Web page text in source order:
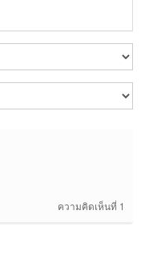
ความคิดเห็นที่ 1